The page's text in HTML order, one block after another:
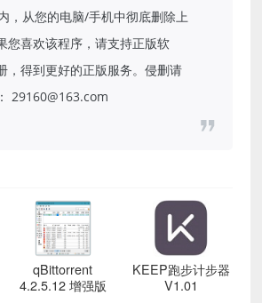
，从您的电脑/手机中彻底删除上
您喜欢该程序，请支持正版软
，得到更好的正版服务。侵删请
29160@163.com
qBittorrent
4.2.5.12 增强版
KEEP跑步计步器
V1.01